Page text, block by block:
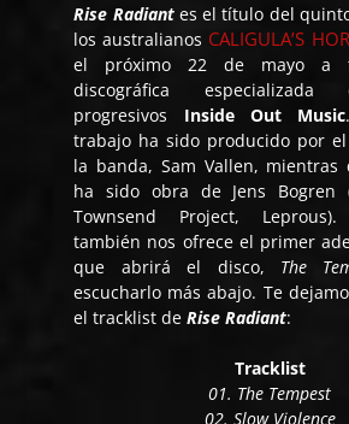
Rise Radiant es el título del
los australianos CALIGULA’S
el próximo 22 de mayo a
discográfica
progresivos Inside Out Music
trabajo ha sido producido por
la banda, Sam Vallen, mientras
ha sido obra de Jens Bogren
Townsend Project,
también nos ofrece el primer
que abrirá el disco, The
escucharlo más abajo. Te
el tracklist deRise Radiant:
Tracklist
01. The Tempest
02. Slow Violence